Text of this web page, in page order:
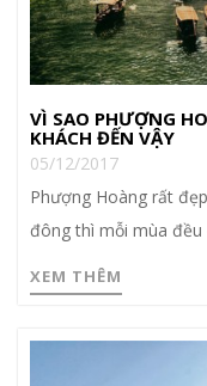
VÌ SAO PHƯỢNG
KHÁCH ĐẾN VẬY
05/12/2017
Phượng Hoàng rất
đông thì mỗi mùa đều
XEM THÊM